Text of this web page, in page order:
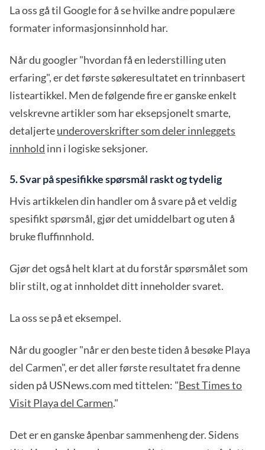
La oss gå til Google for å se hvilke andre populære
formater informasjonsinnhold har.
Når du googler "hvordan få en lederstilling uten
erfaring", er det første søkeresultatet en trinnbasert
listeartikkel. Men de følgende fire er ganske enkelt
velskrevne artikler som har eksepsjonelt smarte,
detaljerteunderoverskrifter som deler innleggets
innhold inn i logiske seksjoner.
5. Svar på spesifikke spørsmål raskt og tydelig
Hvis artikkelen din handler om å svare på et veldig
spesifikt spørsmål, gjør det umiddelbart og uten å
bruke fluffinnhold.
Gjør det også helt klart at du forstår spørsmålet som
blir stilt, og at innholdet ditt inneholder svaret.
La oss se på et eksempel.
Når du googler "når er den beste tiden å besøke Playa
del Carmen", er det aller første resultatet fra denne
siden på USNews.com med tittelen: "Best Times to
Visit Playa del Carmen."
Det er en ganske åpenbar sammenheng der. Sidens